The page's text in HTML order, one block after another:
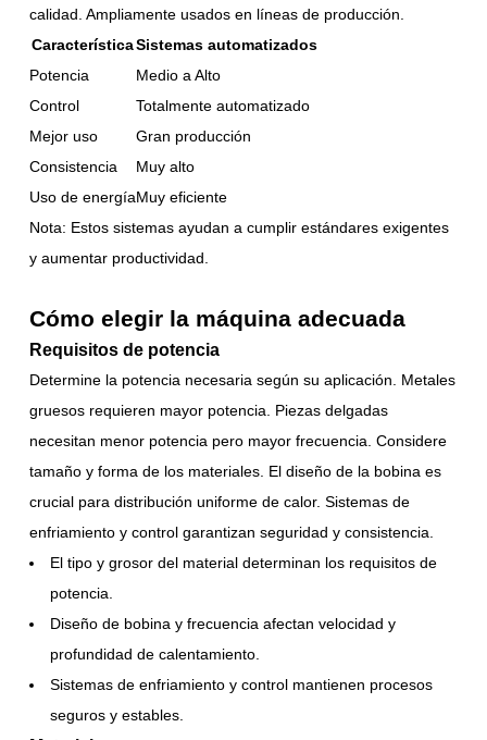
calidad. Ampliamente usados en líneas de producción.
CaracterísticaSistemas automatizados
Potencia
Medio a Alto
Control
Totalmente automatizado
Mejor uso
Gran producción
Consistencia
Muy alto
Uso de energíaMuy eficiente
Nota: Estos sistemas ayudan a cumplir estándares exigentes
y aumentar productividad.
Cómo elegir la máquina adecuada
Requisitos de potencia
Determine la potencia necesaria según su aplicación. Metales
gruesos requieren mayor potencia. Piezas delgadas
necesitan menor potencia pero mayor frecuencia. Considere
tamaño y forma de los materiales. El diseño de la bobina es
crucial para distribución uniforme de calor. Sistemas de
enfriamiento y control garantizan seguridad y consistencia.
El tipo y grosor del material determinan los requisitos de
potencia.
Diseño de bobina y frecuencia afectan velocidad y
profundidad de calentamiento.
Sistemas de enfriamiento y control mantienen procesos
seguros y estables.